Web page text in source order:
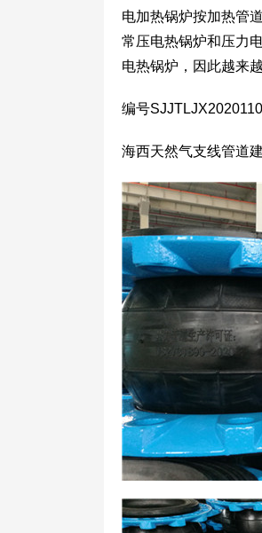
电加热锅炉按加热管
常压电热锅炉和压力
电热锅炉，因此越来
编号
海西天然气支线管道